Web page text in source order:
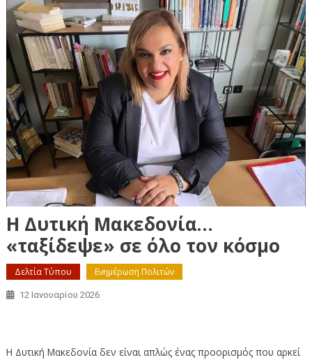
Η Δυτική Μακεδονία…
«ταξίδεψε» σε όλο τον κόσμο
Δελτία Τύπου Ενημέρωση Πολιτών
12 Ιανουαρίου 2026
Η Δυτική Μακεδονία δεν είναι απλώς ένας προορισμός που αρκεί